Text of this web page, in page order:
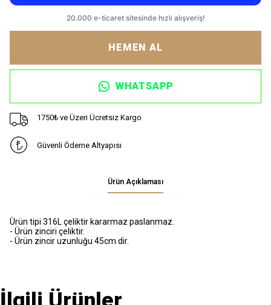
HEMEN AL
WHATSAPP
1750₺ ve Üzeri Ücretsiz Kargo
Güvenli Ödeme Altyapısı
Ürün Açıklaması
Ürün tipi 316L çeliktir kararmaz paslanmaz.
- Ürün zinciri çeliktir.
- Ürün zincir uzunluğu 45cm dir.